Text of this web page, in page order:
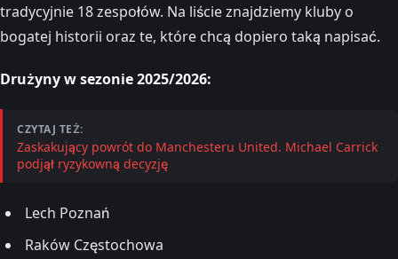
tradycyjnie 18 zespołów. Na liście znajdziemy kluby o
bogatej historii oraz te, które chcą dopiero taką napisać.
Drużyny w sezonie 2025/2026:
CZYTAJ TEŻ:
Zaskakujący powrót do Manchesteru United. Michael Carrick
podjął ryzykowną decyzję
Lech Poznań
Raków Częstochowa